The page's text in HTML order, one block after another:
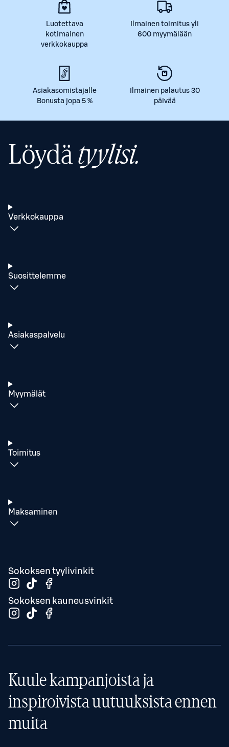
Luotettava
kotimainen
verkkokauppa
Ilmainen toimitus yli
600 myymälään
Asiakasomistajalle
Bonusta jopa 5 %
Ilmainen palautus 30
päivää
Löydätyylisi.
Verkkokauppa
Suosittelemme
Asiakaspalvelu
Myymälät
Toimitus
Maksaminen
Sokoksen tyylivinkit
Sokoksen kauneusvinkit
Kuule kampanjoista ja
inspiroivista uutuuksista ennen
muita